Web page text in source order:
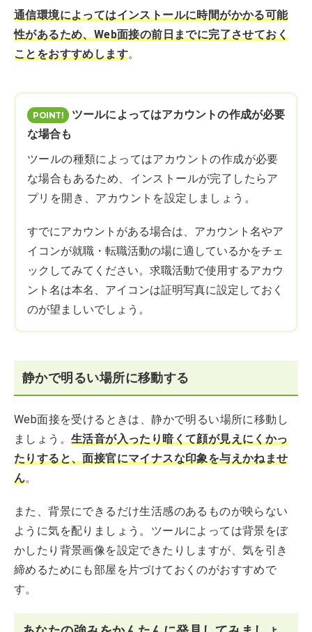
通信環境によってはインストールに時間がかかる可能
性があるため、Web面接の前日までに完了させておく
ことをおすすめします。
ツールによってはアカウントの作成が必要
な場合も
ツールの種類によってはアカウントの作成が必要
な場合もあるため、インストールが完了したらア
プリを開き、アカウントを設定しましょう。
すでにアカウントがある場合は、アカウント名やア
イコンが就職・転職活動の場に適しているかをチェ
ックしてみてください。求職活動で使用するアカウ
ント名は本名、アイコンは証明写真に設定しておく
のが望ましいでしょう。
静かで明るい場所に移動する
Web面接を受けるときは、静かで明るい場所に移動し
ましょう。 生活音が入ったり暗くて顔が見えにくかっ
たりすると、面接官にマイナスな印象を与えかねませ
ん。
また、背景にできるだけ生活感のあるものが映らない
ように気を配りましょう。ツールによっては背景をぼ
かしたり背景画像を設定できたりしますが、気を引き
締めるためにも部屋を片づけておくのがおすすめで
す。